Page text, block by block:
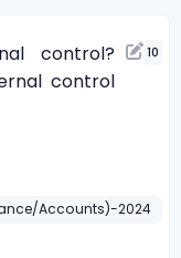
control?
control
10
Accounts)-2024